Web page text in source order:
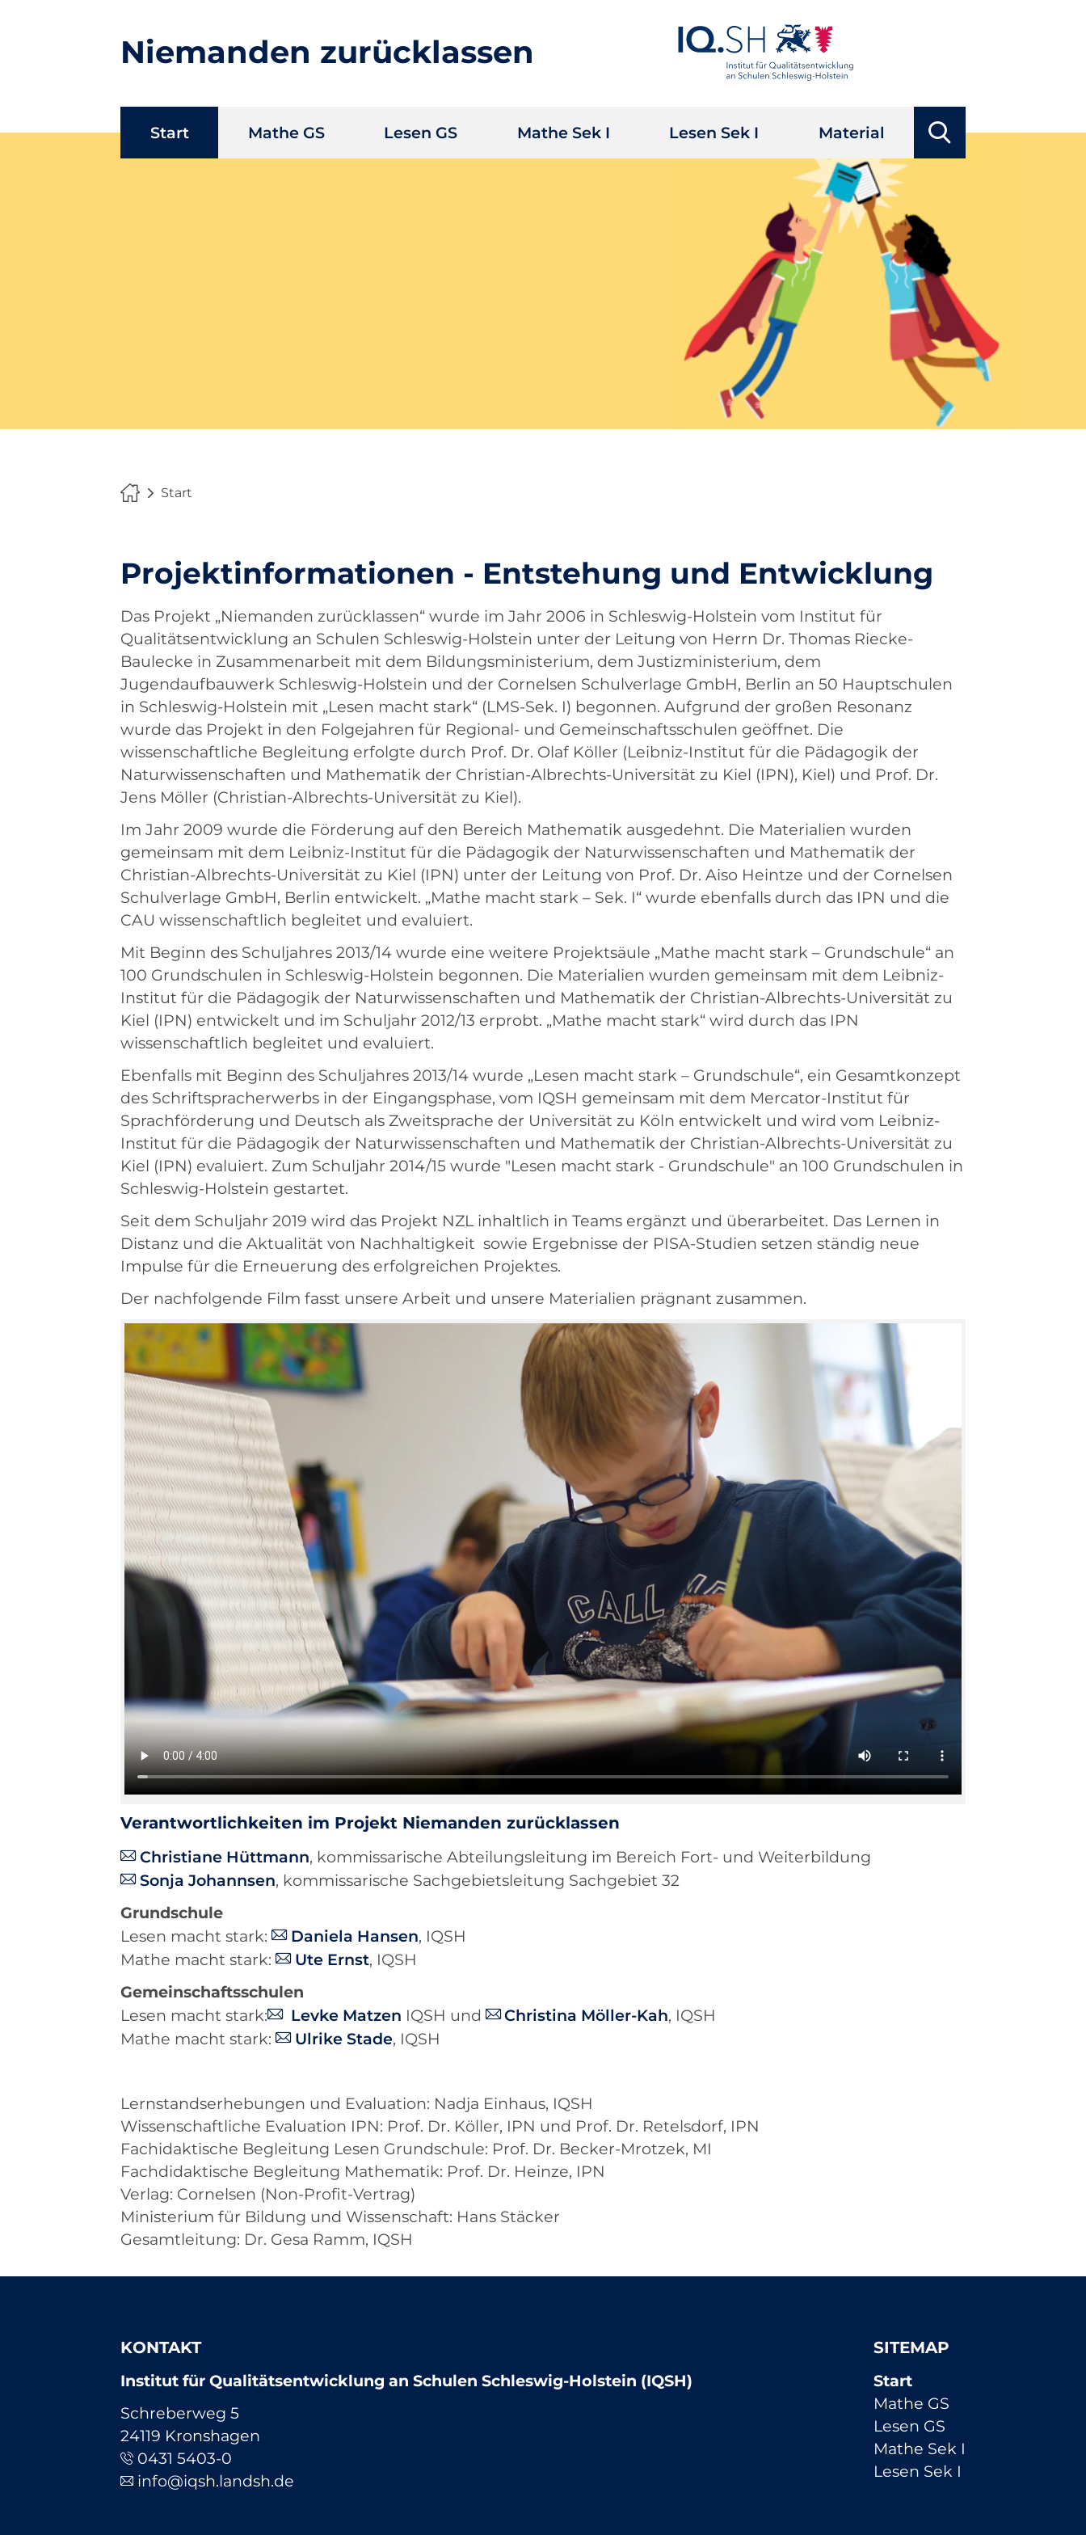
Niemanden zurücklassen
überspringen
Start Mathe GS Lesen GS Mathe Sek I Lesen Sek I Material Suchbegriffe
Start
Projektinformationen - Entstehung und Entwicklung
Das Projekt „Niemanden zurücklassen“ wurde im Jahr 2006 in Schleswig-Holstein vom Institut für
Qualitätsentwicklung an Schulen Schleswig-Holstein unter der Leitung von Herrn Dr. Thomas Riecke-
Baulecke in Zusammenarbeit mit dem Bildungsministerium, dem Justizministerium, dem
Jugendaufbauwerk Schleswig-Holstein und der Cornelsen Schulverlage GmbH, Berlin an 50 Hauptschulen
in Schleswig-Holstein mit „Lesen macht stark“ (LMS-Sek. I) begonnen. Aufgrund der großen Resonanz
wurde das Projekt in den Folgejahren für Regional- und Gemeinschaftsschulen geöffnet. Die
wissenschaftliche Begleitung erfolgte durch Prof. Dr. Olaf Köller (Leibniz-Institut für die Pädagogik der
Naturwissenschaften und Mathematik der Christian-Albrechts-Universität zu Kiel (IPN), Kiel) und Prof. Dr.
Jens Möller (Christian-Albrechts-Universität zu Kiel).
Im Jahr 2009 wurde die Förderung auf den Bereich Mathematik ausgedehnt. Die Materialien wurden
gemeinsam mit dem Leibniz-Institut für die Pädagogik der Naturwissenschaften und Mathematik der
Christian-Albrechts-Universität zu Kiel (IPN) unter der Leitung von Prof. Dr. Aiso Heintze und der Cornelsen
Schulverlage GmbH, Berlin entwickelt. „Mathe macht stark – Sek. I“ wurde ebenfalls durch das IPN und die
CAU wissenschaftlich begleitet und evaluiert.
Mit Beginn des Schuljahres 2013/14 wurde eine weitere Projektsäule „Mathe macht stark – Grundschule“ an
100 Grundschulen in Schleswig-Holstein begonnen. Die Materialien wurden gemeinsam mit dem Leibniz-
Institut für die Pädagogik der Naturwissenschaften und Mathematik der Christian-Albrechts-Universität zu
Kiel (IPN) entwickelt und im Schuljahr 2012/13 erprobt. „Mathe macht stark“ wird durch das IPN
wissenschaftlich begleitet und evaluiert.
Ebenfalls mit Beginn des Schuljahres 2013/14 wurde „Lesen macht stark – Grundschule“, ein Gesamtkonzept
des Schriftspracherwerbs in der Eingangsphase, vom IQSH gemeinsam mit dem Mercator-Institut für
Sprachförderung und Deutsch als Zweitsprache der Universität zu Köln entwickelt und wird vom Leibniz-
Institut für die Pädagogik der Naturwissenschaften und Mathematik der Christian-Albrechts-Universität zu
Kiel (IPN) evaluiert. Zum Schuljahr 2014/15 wurde "Lesen macht stark - Grundschule" an 100 Grundschulen in
Schleswig-Holstein gestartet.
Seit dem Schuljahr 2019 wird das Projekt NZL inhaltlich in Teams ergänzt und überarbeitet. Das Lernen in
Distanz und die Aktualität von Nachhaltigkeit sowie Ergebnisse der PISA-Studien setzen ständig neue
Impulse für die Erneuerung des erfolgreichen Projektes.
Der nachfolgende Film fasst unsere Arbeit und unsere Materialien prägnant zusammen.
Verantwortlichkeiten im Projekt Niemanden zurücklassen
Christiane Hüttmann, kommissarische Abteilungsleitung im Bereich Fort- und Weiterbildung
Sonja Johannsen, kommissarische Sachgebietsleitung Sachgebiet 32
Grundschule
Lesen macht stark:
Daniela Hansen, IQSH
Mathe macht stark:
Ute Ernst, IQSH
Gemeinschaftsschulen
Lesen macht stark:
Levke Matzen IQSH und Christina Möller-Kah, IQSH
Mathe macht stark:
Ulrike Stade, IQSH
Lernstandserhebungen und Evaluation: Nadja Einhaus, IQSH
Wissenschaftliche Evaluation IPN: Prof. Dr. Köller, IPN und Prof. Dr. Retelsdorf, IPN
Fachidaktische Begleitung Lesen Grundschule: Prof. Dr. Becker-Mrotzek, MI
Fachdidaktische Begleitung Mathematik: Prof. Dr. Heinze, IPN
Verlag: Cornelsen (Non-Profit-Vertrag)
Ministerium für Bildung und Wissenschaft: Hans Stäcker
Gesamtleitung: Dr. Gesa Ramm, IQSH
KONTAKT
Institut für Qualitätsentwicklung an Schulen Schleswig-Holstein (IQSH)
Schreberweg 5
24119 Kronshagen
0431 5403-0
info@iqsh.landsh.de
SITEMAP
Navigation
überspringen
Start
Mathe GS
Lesen GS
Mathe Sek I
Lesen Sek I